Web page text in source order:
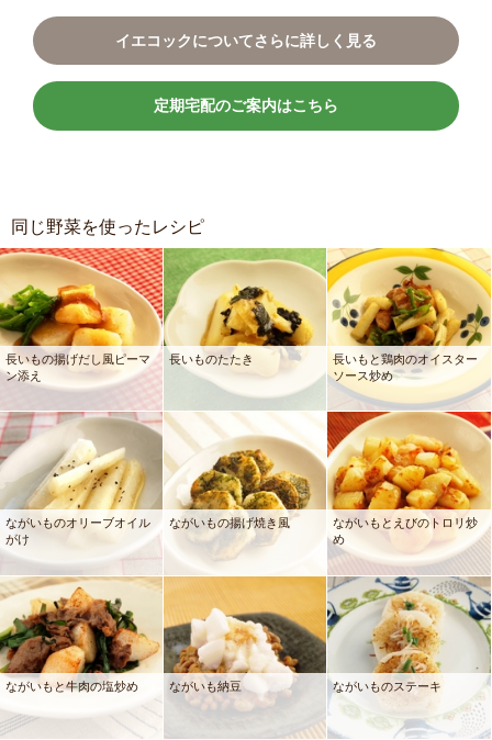
イエコックについてさらに詳しく見る
定期宅配のご案内はこちら
同じ野菜を使ったレシピ
長いもの揚げだし風ピーマ
ン添え
長いものたたき
長いもと鶏肉のオイスター
ソース炒め
ながいものオリーブオイル
がけ
ながいもの揚げ焼き風
ながいもとえびのトロリ炒
め
ながいもと牛肉の塩炒め ながいも納豆 ながいものステーキ